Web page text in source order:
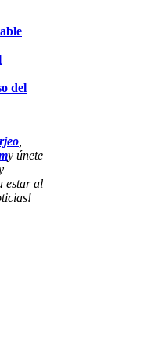
del
,
y únete
estar al